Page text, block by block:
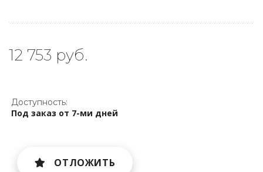
12 753 руб.
Доступность:
Под заказ от 7-ми дней
ОТЛОЖИТЬ